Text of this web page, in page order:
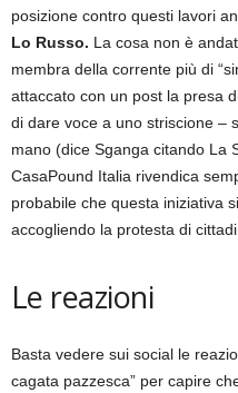
posizione contro questi lavori
Lo Russo. La cosa non è
membra della corrente più di
attaccato con un post la presa
di dare voce a uno striscione –
mano (dice Sganga citando La
CasaPound Italia rivendica
probabile che questa iniziativa
accogliendo la protesta di
Le reazioni
Basta vedere sui social le
cagata pazzesca” per capire